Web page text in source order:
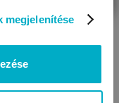
megjelenítése